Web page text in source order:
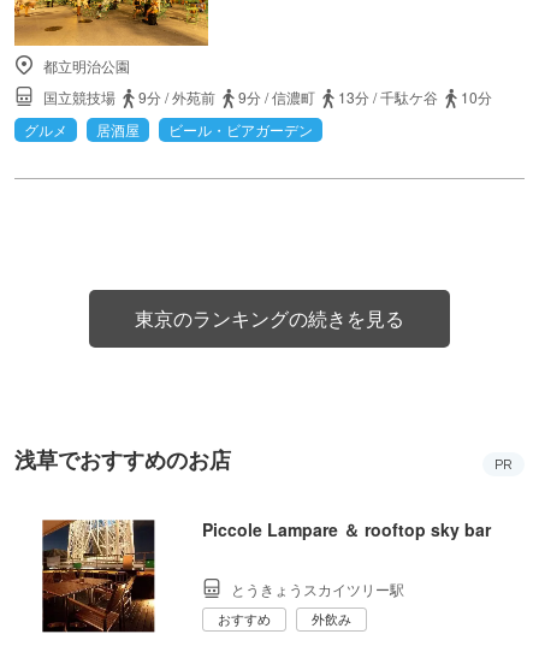
都立明治公園
国立競技場
9分/外苑前 9分/信濃町 13分/千駄ケ谷
10分
グルメ
居酒屋 ビール・ビアガーデン
東京のランキングの続きを見る
浅草でおすすめのお店 PR
Piccole Lampare ＆ rooftop sky bar
とうきょうスカイツリー駅
おすすめ 外飲み